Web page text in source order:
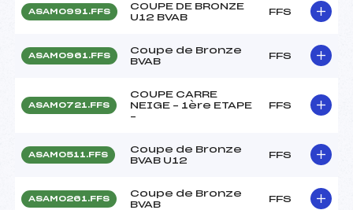
ASAM0991.FFS
COUPE DE BRONZE
U12 BVAB
FFS
ASAM0961.FFS
Coupe de Bronze
BVAB
FFS
ASAM0721.FFS
COUPE CARRE
NEIGE – 1ère ETAPE
–
FFS
ASAM0511.FFS
Coupe de Bronze
BVAB U12
FFS
ASAM0261.FFS
Coupe de Bronze
BVAB
FFS